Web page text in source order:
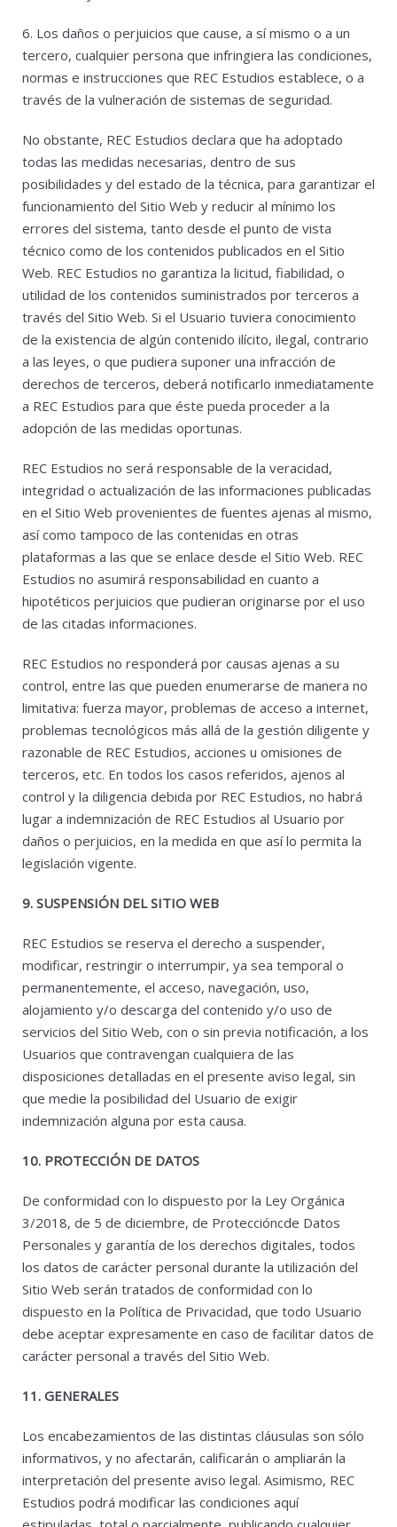
6. Los daños o perjuicios que cause, a sí mismo o a un
tercero, cualquier persona que infringiera las condiciones,
normas e instrucciones que REC Estudios establece, o a
través de la vulneración de sistemas de seguridad.
No obstante, REC Estudios declara que ha adoptado
todas las medidas necesarias, dentro de sus
posibilidades y del estado de la técnica, para garantizar el
funcionamiento del Sitio Web y reducir al mínimo los
errores del sistema, tanto desde el punto de vista
técnico como de los contenidos publicados en el Sitio
Web. REC Estudios no garantiza la licitud, fiabilidad, o
utilidad de los contenidos suministrados por terceros a
través del Sitio Web. Si el Usuario tuviera conocimiento
de la existencia de algún contenido ilícito, ilegal, contrario
a las leyes, o que pudiera suponer una infracción de
derechos de terceros, deberá notificarlo inmediatamente
a REC Estudios para que éste pueda proceder a la
adopción de las medidas oportunas.
REC Estudios no será responsable de la veracidad,
integridad o actualización de las informaciones publicadas
en el Sitio Web provenientes de fuentes ajenas al mismo,
así como tampoco de las contenidas en otras
plataformas a las que se enlace desde el Sitio Web. REC
Estudios no asumirá responsabilidad en cuanto a
hipotéticos perjuicios que pudieran originarse por el uso
de las citadas informaciones.
REC Estudios no responderá por causas ajenas a su
control, entre las que pueden enumerarse de manera no
limitativa: fuerza mayor, problemas de acceso a internet,
problemas tecnológicos más allá de la gestión diligente y
razonable de REC Estudios, acciones u omisiones de
terceros, etc. En todos los casos referidos, ajenos al
control y la diligencia debida por REC Estudios, no habrá
lugar a indemnización de REC Estudios al Usuario por
daños o perjuicios, en la medida en que así lo permita la
legislación vigente.
9. SUSPENSIÓN DEL SITIO WEB
REC Estudios se reserva el derecho a suspender,
modificar, restringir o interrumpir, ya sea temporal o
permanentemente, el acceso, navegación, uso,
alojamiento y/o descarga del contenido y/o uso de
servicios del Sitio Web, con o sin previa notificación, a los
Usuarios que contravengan cualquiera de las
disposiciones detalladas en el presente aviso legal, sin
que medie la posibilidad del Usuario de exigir
indemnización alguna por esta causa.
10. PROTECCIÓN DE DATOS
De conformidad con lo dispuesto por la Ley Orgánica
3/2018, de 5 de diciembre, de Proteccióncde Datos
Personales y garantía de los derechos digitales, todos
los datos de carácter personal durante la utilización del
Sitio Web serán tratados de conformidad con lo
dispuesto en la Política de Privacidad, que todo Usuario
debe aceptar expresamente en caso de facilitar datos de
carácter personal a través del Sitio Web.
11. GENERALES
Los encabezamientos de las distintas cláusulas son sólo
informativos, y no afectarán, calificarán o ampliarán la
interpretación del presente aviso legal. Asimismo, REC
Estudios podrá modificar las condiciones aquí